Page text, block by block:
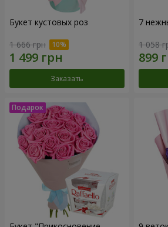
Букет кустовых роз
1 666 грн
Заказать
7
1 058